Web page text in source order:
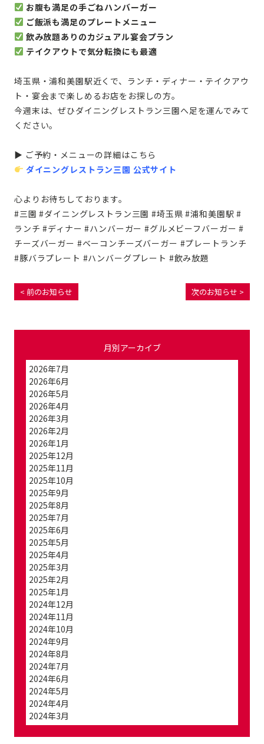
お腹も満足の手ごねハンバーガー
ご飯派も満足のプレートメニュー
飲み放題ありのカジュアル宴会プラン
テイクアウトで気分転換にも最適
埼玉県・浦和美園駅近くで、ランチ・ディナー・テイクアウ
ト・宴会まで楽しめるお店をお探しの方。
今週末は、ぜひダイニングレストラン三園へ足を運んでみて
ください。
▶ ご予約・メニューの詳細はこちら
ダイニングレストラン三園 公式サイト
心よりお待ちしております。
#三園 #ダイニングレストラン三園 #埼玉県 #浦和美園駅 #
ランチ #ディナー #ハンバーガー #グルメビーフバーガー #
チーズバーガー #ベーコンチーズバーガー #プレートランチ
#豚バラプレート #ハンバーグプレート #飲み放題
< 前のお知らせ 次のお知らせ >
月別アーカイブ
2026年7月
2026年6月
2026年5月
2026年4月
2026年3月
2026年2月
2026年1月
2025年12月
2025年11月
2025年10月
2025年9月
2025年8月
2025年7月
2025年6月
2025年5月
2025年4月
2025年3月
2025年2月
2025年1月
2024年12月
2024年11月
2024年10月
2024年9月
2024年8月
2024年7月
2024年6月
2024年5月
2024年4月
2024年3月